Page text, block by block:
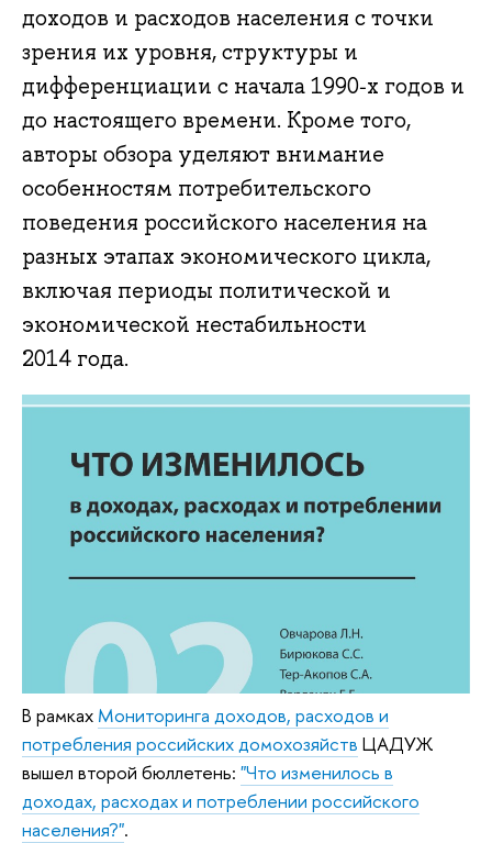
доходов и расходов населения с точки
зрения их уровня, структуры и
дифференциации с начала 1990‑х годов и
до настоящего времени. Кроме того,
авторы обзора уделяют внимание
особенностям потребительского
поведения российского населения на
разных этапах экономического цикла,
включая периоды политической и
экономической нестабильности
2014 года.
В рамках Мониторинга доходов, расходов и
потребления российских домохозяйств ЦАДУЖ
вышел второй бюллетень: "Что изменилось в
доходах, расходах и потреблении российского
населения?".